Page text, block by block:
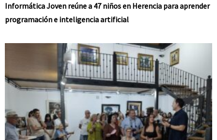
Informática Joven reúne a 47 niños en Herencia para aprender
programación e inteligencia artificial